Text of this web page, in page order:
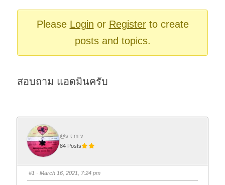
Please Login or Registerto create
posts and topics.
สอบถาม แอดมินครับ
@s-t-m-v
84 Posts
#1 · March 16, 2021, 7:24 pm